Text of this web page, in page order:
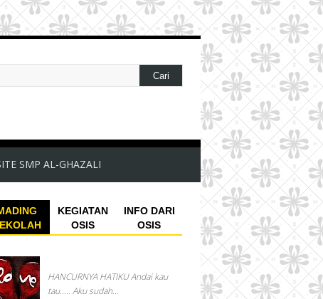
SMP AL-GHAZALI
KEGIATAN
OSIS
INFO DARI
OSIS
HANCURNYA HATIKU Andai kau
tau….. Aku sudah...